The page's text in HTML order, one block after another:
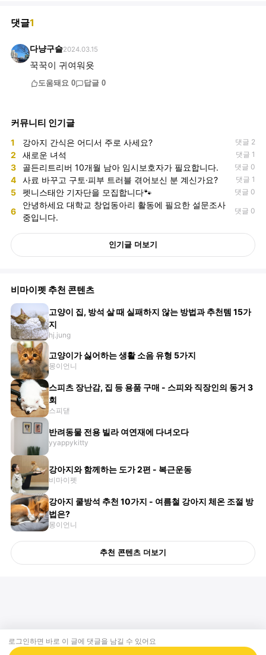
댓글1
다냥구슬2024.03.15
꾹꾹이 귀여워욧
도움돼요 0 답글 0
커뮤니티 인기글
1 강아지 간식은 어디서 주로 사세요? 댓글 2
2 새로운 녀석 댓글 1
3 골든리트리버 10개월 남아 임시보호자가 필요합니다. 댓글 0
4 사료 바꾸고 구토·피부 트러블 겪어보신 분 계신가요? 댓글 1
5 펫니스태안 기자단을 모집합니다🐾 댓글 0
6
안녕하세요 대학교 창업동아리 활동에 필요한 설문조사
중입니다.
댓글 0
인기글 더보기
비마이펫 추천 콘텐츠
고양이 집, 방석 살 때 실패하지 않는 방법과 추천템 15가
지
hj.jung
고양이가 싫어하는 생활 소음 유형 5가지
몽이언니
스피츠 장난감, 집 등 용품 구매 - 스피와 직장인의 동거 3
회
스피댇
반려동물 전용 빌라 여연재에 다녀오다
yyappykitty
강아지와 함께하는 도가 2편 - 복근운동
비마이펫
강아지 쿨방석 추천 10가지 - 여름철 강아지 체온 조절 방
법은?
몽이언니
추천 콘텐츠 더보기
로그인하면 바로 이 글에 댓글을 남길 수 있어요